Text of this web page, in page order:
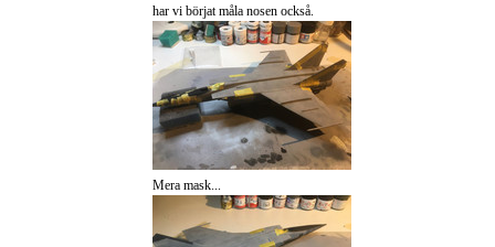
har vi börjat måla nosen också.
Mera mask...